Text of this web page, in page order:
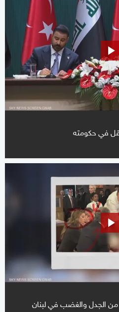
في حكومته
الجدل والغضب في لبنان